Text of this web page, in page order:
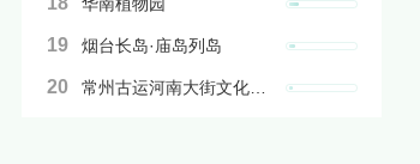
华南植物园
19 烟台长岛·庙岛列岛
20 常州古运河南大街文化旅游区